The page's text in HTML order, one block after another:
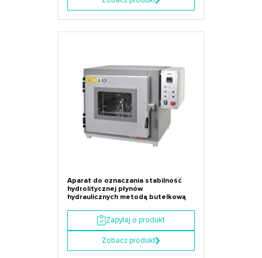
Aparat do oznaczania stabilność
hydrolitycznej płynów
hydraulicznych metodą butelkową
Zapytaj o produkt
Zobacz produkt